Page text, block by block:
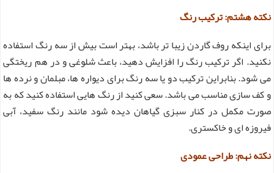
نکته هشتم: ترکیب رنگ
برای اینکه روف گاردن زیبا تر باشد، بهتر است بیش از سه رنگ استفاده
نکنید. اگر ترکیب رنگ را افزایش دهید، باعث شلوغی و در هم ریختگی
می شود. بنابراین ترکیب دو یا سه رنگ برای دیواره ها، مبلمان و نرده ها
و کف سازی مناسب می باشد.سعی کنید از رنگ هایی استفاده کنید که به
صورت مکمل در کنار سبزی گیاهان دیده شود مانند رنگ سفید، آبی
فیروزه ای و خاکستری.
نکته نهم: طراحی عمودی